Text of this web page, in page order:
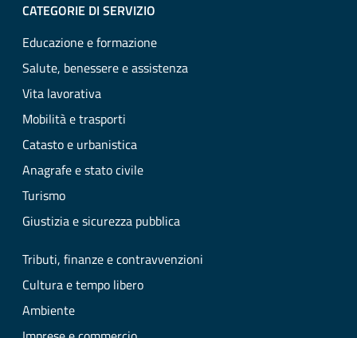
CATEGORIE DI SERVIZIO
Educazione e formazione
Salute, benessere e assistenza
Vita lavorativa
Mobilità e trasporti
Catasto e urbanistica
Anagrafe e stato civile
Turismo
Giustizia e sicurezza pubblica
Tributi, finanze e contravvenzioni
Cultura e tempo libero
Ambiente